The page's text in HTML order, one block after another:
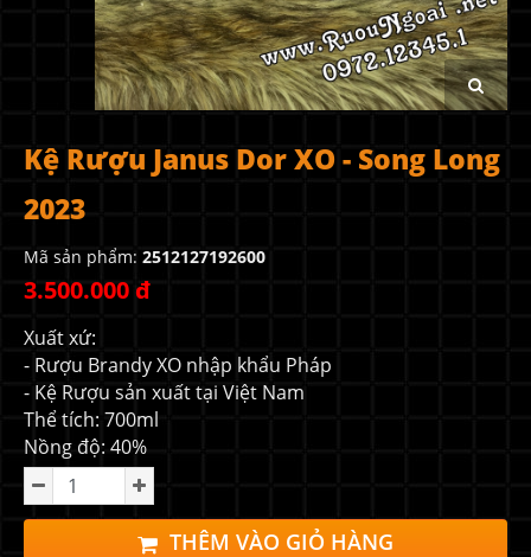
Kệ Rượu Janus Dor XO - Song Long
2023
Mã sản phẩm: 2512127192600
3.500.000 đ
Xuất xứ:
- Rượu Brandy XO nhập khẩu Pháp
- Kệ Rượu sản xuất tại Việt Nam
Thể tích: 700ml
Nồng độ: 40%
THÊM VÀO GIỎ HÀNG